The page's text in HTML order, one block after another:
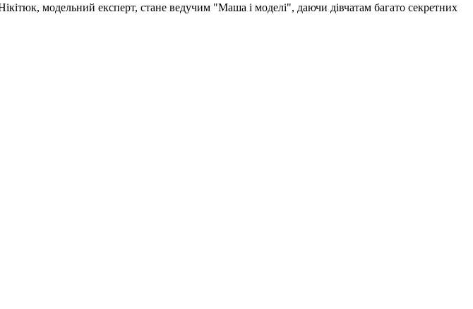
модельний експерт, стане ведучим "Маша і моделі", даючи дівчатам багато секретних